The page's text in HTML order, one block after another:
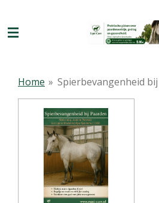
direct
naar
Home » Spierbevangenheid